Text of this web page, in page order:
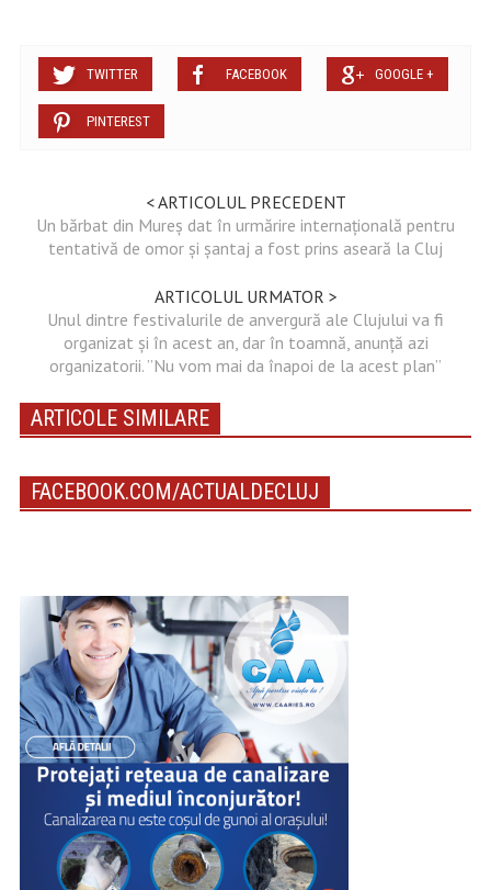
TWITTER FACEBOOK GOOGLE +
PINTEREST
< ARTICOLUL PRECEDENT
Un bărbat din Mureș dat în urmărire internațională pentru
tentativă de omor și șantaj a fost prins aseară la Cluj
ARTICOLUL URMATOR >
Unul dintre festivalurile de anvergură ale Clujului va fi
organizat și în acest an, dar în toamnă, anunță azi
organizatorii. ”Nu vom mai da înapoi de la acest plan”
ARTICOLE SIMILARE
FACEBOOK.COM/ACTUALDECLUJ